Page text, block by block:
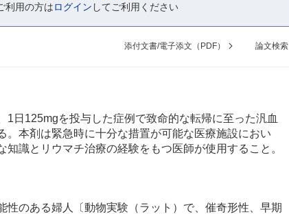
利用の方はログイン してご利用ください
添付文書/電子添文（PDF） 論文検索
1日125mgを投与した症例で致命的な転帰に至った汎血
。本剤は緊急時に十分な措置が可能な医療施設におい
知識とリウマチ治療の経験をもつ医師が使用すること。
性のある婦人〔動物実験（ラット）で、催奇形性、早期